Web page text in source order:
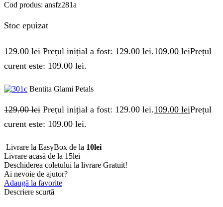
Cod produs: ansfz281a
Stoc epuizat
129.00lei Prețul inițial a fost: 129.00 lei.109.00 leiPrețul
curent este: 109.00 lei.
Bentita Glami Petals
129.00lei Prețul inițial a fost: 129.00 lei.109.00 leiPrețul
curent este: 109.00 lei.
Livrare la EasyBox de la 10lei
Livrare acasă de la 15lei
Deschiderea coletului la livrare Gratuit!
Ai nevoie de ajutor?
Adaugă la favorite
Descriere scurtă